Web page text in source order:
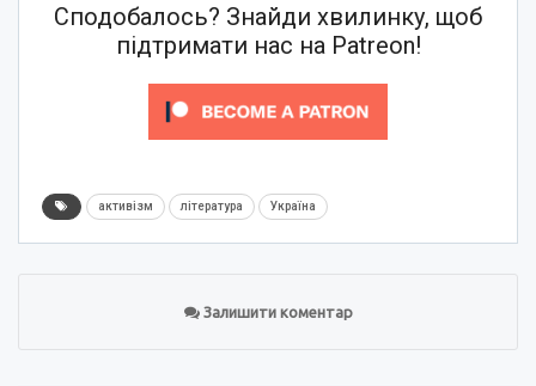
Сподобалось? Знайди хвилинку, щоб
підтримати нас на Patreon!
активізм література Україна
Залишити коментар